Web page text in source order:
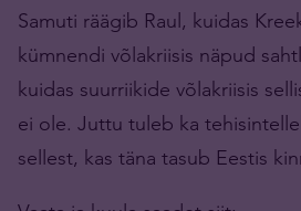
Samuti räägib Raul, kuidas
kümnendi võlakriisis näpud
kuidas suurriikide võlakriisis
ei ole. Juttu tuleb ka
sellest, kas täna tasub Eestis